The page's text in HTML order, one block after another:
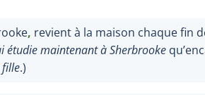
, revient à la maison chaque fin
étudie maintenant à Sherbrooke
fille.)